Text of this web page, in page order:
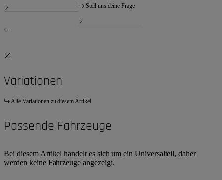
Stell uns deine Frage
Variationen
Alle Variationen zu diesem Artikel
Passende Fahrzeuge
Bei diesem Artikel handelt es sich um ein Universalteil, daher
werden keine Fahrzeuge angezeigt.